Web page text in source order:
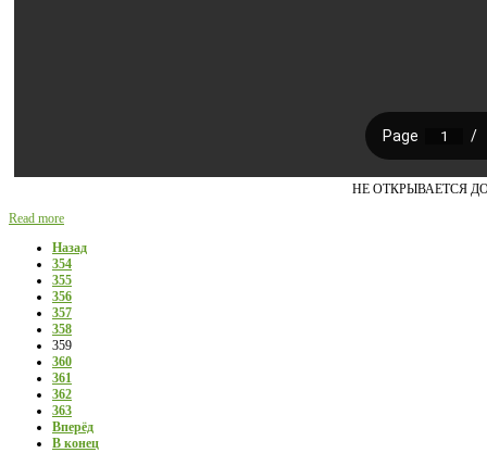
НЕ ОТКРЫВАЕТСЯ
Read more
Назад
354
355
356
357
358
359
360
361
362
363
Вперёд
В конец